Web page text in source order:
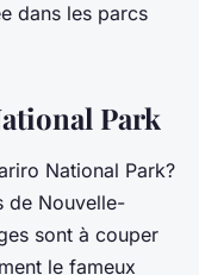
dans les parcs
Park
National Park?
de Nouvelle-
sont à couper
le fameux